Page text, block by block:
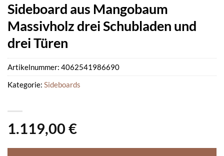
Sideboard aus Mangobaum
Massivholz drei Schubladen und
drei Türen
1.119,00 €
Artikelnummer: 4062541986690
Kategorie: Sideboards